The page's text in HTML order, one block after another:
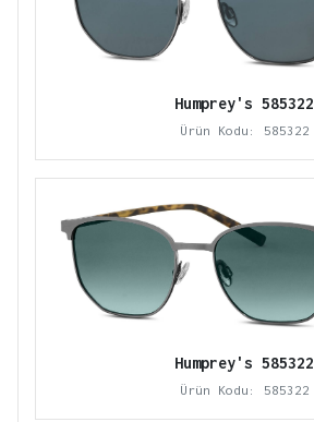
Humprey's 585322
Ürün Kodu: 585322
Humprey's 585322
Ürün Kodu: 585322